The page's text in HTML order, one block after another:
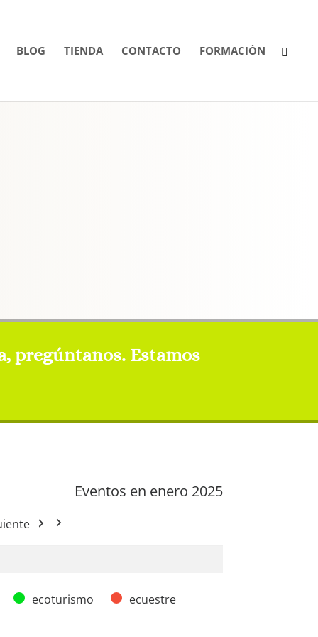
BLOG TIENDA CONTACTO FORMACIÓN
pregúntanos. Estamos
Eventos en enero 2025
ecoturismo ecuestre